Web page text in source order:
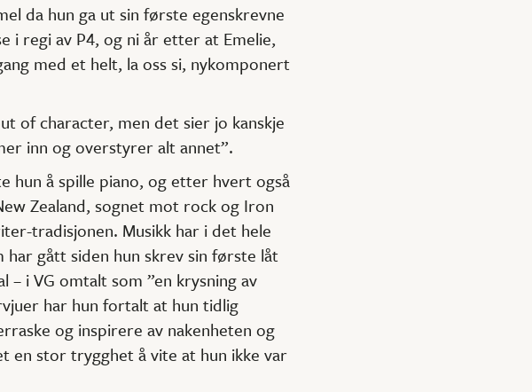
da hun ga ut sin første egenskrevne
i regi av P4, og ni år etter at Emelie,
med et helt, la oss si, nykomponert
of character, men det sier jo kanskje
inn og overstyrer alt annet”.
hun å spille piano, og etter hvert også
Zealand, sognet mot rock og Iron
tradisjonen. Musikk har i det hele
gått siden hun skrev sin første låt
i VG omtalt som ”en krysning av
har hun fortalt at hun tidlig
og inspirere av nakenheten og
en stor trygghet å vite at hun ikke var